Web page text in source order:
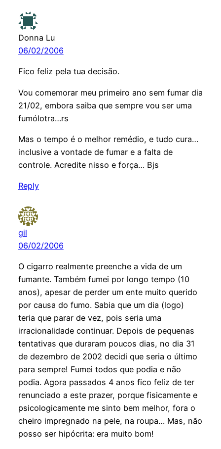
Donna Lu
06/02/2006
Fico feliz pela tua decisão.
Vou comemorar meu primeiro ano sem fumar dia
21/02, embora saiba que sempre vou ser uma
fumólotra…rs
Mas o tempo é o melhor remédio, e tudo cura…
inclusive a vontade de fumar e a falta de
controle. Acredite nisso e força… Bjs
Reply
gil
06/02/2006
O cigarro realmente preenche a vida de um
fumante. Também fumei por longo tempo (10
anos), apesar de perder um ente muito querido
por causa do fumo. Sabia que um dia (logo)
teria que parar de vez, pois seria uma
irracionalidade continuar. Depois de pequenas
tentativas que duraram poucos dias, no dia 31
de dezembro de 2002 decidi que seria o último
para sempre! Fumei todos que podia e não
podia. Agora passados 4 anos fico feliz de ter
renunciado a este prazer, porque fisicamente e
psicologicamente me sinto bem melhor, fora o
cheiro impregnado na pele, na roupa… Mas, não
posso ser hipócrita: era muito bom!